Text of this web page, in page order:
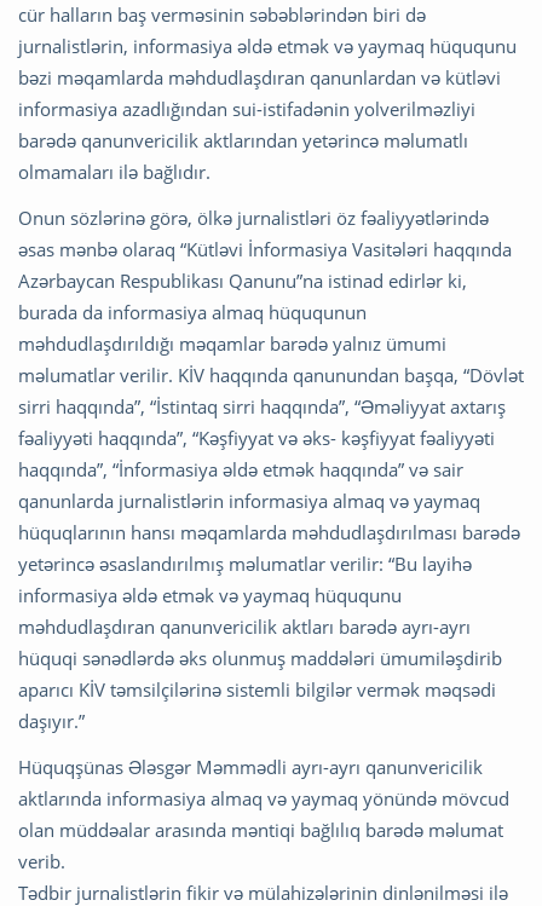
cür halların baş verməsinin səbəblərindən biri də
jurnalistlərin, informasiya əldə etmək və yaymaq hüququnu
bəzi məqamlarda məhdudlaşdıran qanunlardan və kütləvi
informasiya azadlığından sui-istifadənin yolverilməzliyi
barədə qanunvericilik aktlarından yetərincə məlumatlı
olmamaları ilə bağlıdır.
Onun sözlərinə görə, ölkə jurnalistləri öz fəaliyyətlərində
əsas mənbə olaraq “Kütləvi İnformasiya Vasitələri haqqında
Azərbaycan Respublikası Qanunu”na istinad edirlər ki,
burada da informasiya almaq hüququnun
məhdudlaşdırıldığı məqamlar barədə yalnız ümumi
məlumatlar verilir. KİV haqqında qanunundan başqa, “Dövlət
sirri haqqında”, “İstintaq sirri haqqında”, “Əməliyyat axtarış
fəaliyyəti haqqında”, “Kəşfiyyat və əks- kəşfiyyat fəaliyyəti
haqqında”, “İnformasiya əldə etmək haqqında” və sair
qanunlarda jurnalistlərin informasiya almaq və yaymaq
hüquqlarının hansı məqamlarda məhdudlaşdırılması barədə
yetərincə əsaslandırılmış məlumatlar verilir: “Bu layihə
informasiya əldə etmək və yaymaq hüququnu
məhdudlaşdıran qanunvericilik aktları barədə ayrı-ayrı
hüquqi sənədlərdə əks olunmuş maddələri ümumiləşdirib
aparıcı KİV təmsilçilərinə sistemli bilgilər vermək məqsədi
daşıyır.”
Hüquqşünas Ələsgər Məmmədli ayrı-ayrı qanunvericilik
aktlarında informasiya almaq və yaymaq yönündə mövcud
olan müddəalar arasında məntiqi bağlılıq barədə məlumat
verib.
Tədbir jurnalistlərin fikir və mülahizələrinin dinlənilməsi ilə